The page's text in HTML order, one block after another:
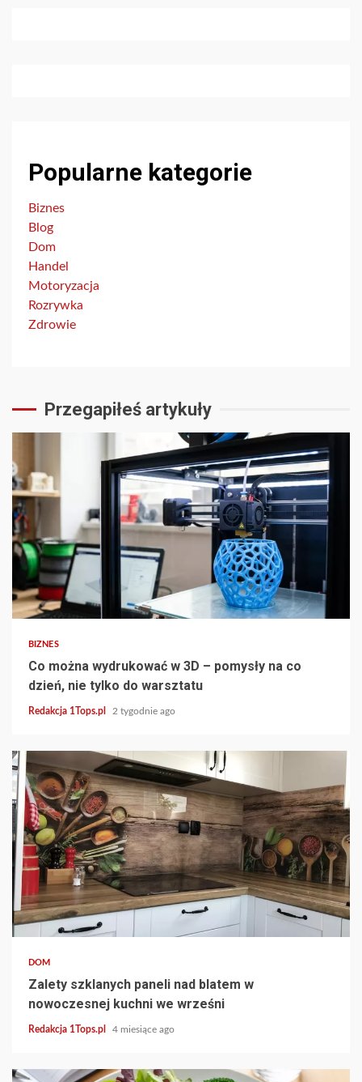
Popularne kategorie
Biznes
Blog
Dom
Handel
Motoryzacja
Rozrywka
Zdrowie
Przegapiłeś artykuły
3 min read
BIZNES
Co można wydrukować w 3D – pomysły na co
dzień, nie tylko do warsztatu
Redakcja 1Tops.pl 2 tygodnie ago
4 min read
DOM
Zalety szklanych paneli nad blatem w
nowoczesnej kuchni we wrześni
Redakcja 1Tops.pl 4 miesiące ago